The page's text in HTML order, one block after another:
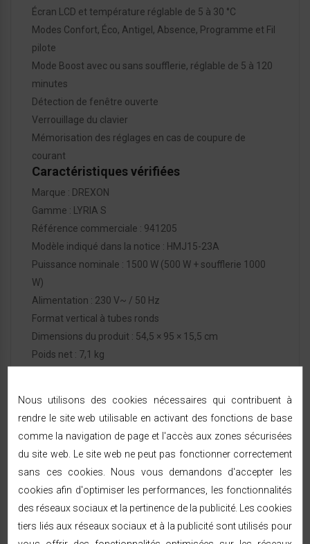
Écran LCD et température réglable de 5 à 30 °C
Modes Confort, Éco, Antigel, Absence, Programme et Fil
pilote
Mode Boost avec ou sans soufflerie, réglable de 5 à 120
minutes
Détection de fenêtre ouverte
Verrouillage du clavier
Mémorisation des réglages en cas de coupure de
courant
Caractéristiques vérifiées
Marque : DREXON
Gamme : LYRIA S
Référence commerciale : 941205
Modèle indiqué dans la notice : HMJ15-23A
Puissance nominale : 1500 W (500 W + soufflerie 1000
W)
Alimentation : 230 V~ / 50 Hz
Format vertical à tubes ronds
Dimensions du produit : 54,5 × 95 × 15,5 cm
Poids net : 7,1 kg
Garantie : 2 ans (garantie légale de conformité, selon la
Installation :appareil fixe destiné à une fixation murale
verticale. Respectez les volumes de sécurité et les
consignes de raccordement détaillés dans la notice,
conformément à la norme NF C 15-100.
Nous utilisons des cookies nécessaires qui contribuent à
rendre le site web utilisable en activant des fonctions de base
comme la navigation de page et l'accès aux zones sécurisées
du site web. Le site web ne peut pas fonctionner correctement
sans ces cookies. Nous vous demandons d'accepter les
cookies afin d'optimiser les performances, les fonctionnalités
des réseaux sociaux et la pertinence de la publicité. Les cookies
tiers liés aux réseaux sociaux et à la publicité sont utilisés pour